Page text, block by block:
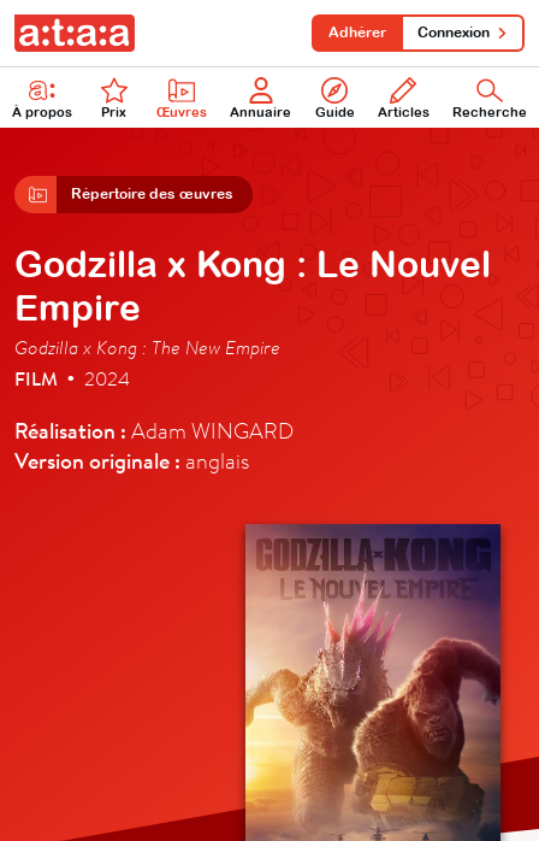
À propos Prix Œuvres Annuaire Guide Articles Recherche
Adhérer Connexion
Répertoire des œuvres
Godzilla x Kong : Le Nouvel
Empire
Godzilla x Kong : The New Empire
FILM • 2024
Réalisation : Adam WINGARD
Version originale : anglais